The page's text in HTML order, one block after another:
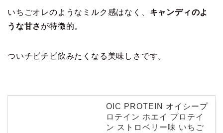
いちごオレのようなミルク感はなく、 キャンディのよ
うな甘さ が特徴的。
ついチビチビ飲みたくなる美味しさです。
OIC PROTEIN オイシープ
ロテイン ホエイ プロテイ
ン ストロベリー味 いちご